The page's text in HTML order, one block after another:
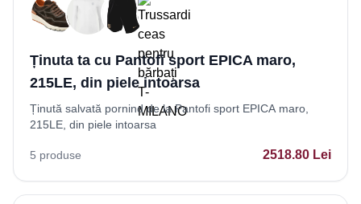
Ținuta ta cu Pantofi sport EPICA maro,
215LE, din piele intoarsa
Ținută salvată pornind de la Pantofi sport EPICA maro,
215LE, din piele intoarsa
5 produse 2518.80 Lei